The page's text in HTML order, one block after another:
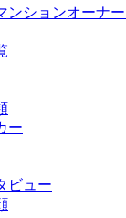
ンションオーナ
ー
ビュー